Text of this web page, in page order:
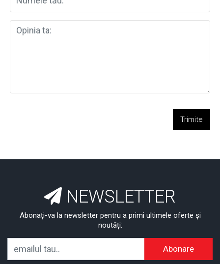
Trimite
NEWSLETTER
Abonați-va la newsletter pentru a primi ultimele oferte și
noutăți:
Abonare